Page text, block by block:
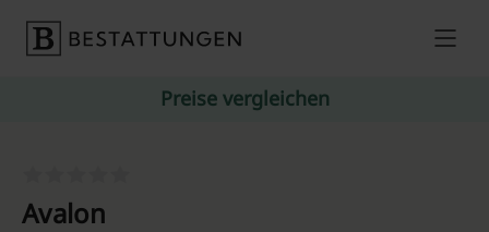
Preise vergleichen
Avalon